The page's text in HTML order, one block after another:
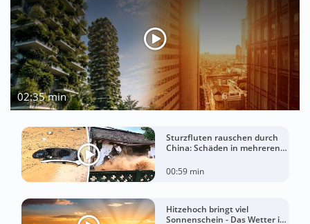
02:35 min
Sturzfluten rauschen durch
China: Schäden in mehreren
00:59 min
Hitzehoch bringt viel
Sonnenschein - Das Wetter in